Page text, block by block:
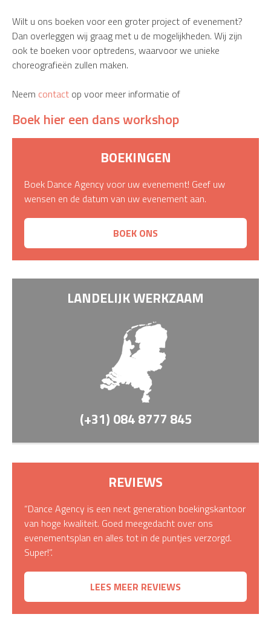
Wilt u ons boeken voor een groter project of evenement?
Dan overleggen wij graag met u de mogelijkheden. Wij zijn
ook te boeken voor optredens, waarvoor we unieke
choreografieën zullen maken.
Neem contact op voor meer informatie of
Boek hier een dans workshop
BOEKINGEN
Boek Dance Agency voor uw evenement! Geef uw
wensen en de datum van uw evenement aan.
BOEK ONS
LANDELIJK WERKZAAM
(+31) 084 8777 845
REVIEWS
“Dance Agency is een next generation boekingskantoor
van hoge kwaliteit. Goed meegedacht over ons
evenementsplan en alles tot in de puntjes verzorgd.
Super!”.
LEES MEER REVIEWS